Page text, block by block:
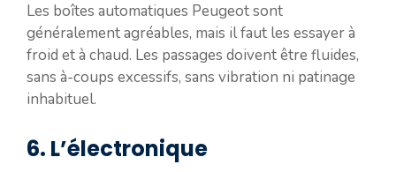
Les boîtes automatiques Peugeot sont
généralement agréables, mais il faut les essayer à
froid et à chaud. Les passages doivent être fluides,
sans à-coups excessifs, sans vibration ni patinage
inhabituel.
6. L’électronique